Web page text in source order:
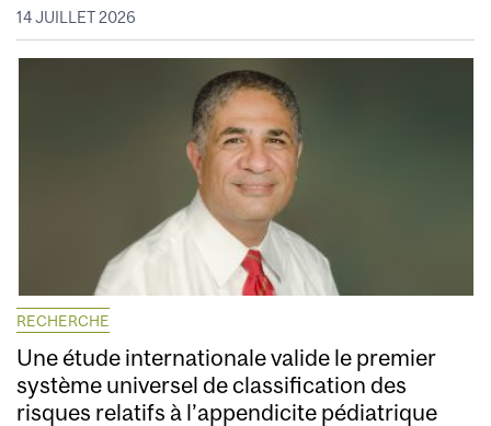
14 JUILLET 2026
RECHERCHE
Une étude internationale valide le premier
système universel de classification des
risques relatifs à l’appendicite pédiatrique